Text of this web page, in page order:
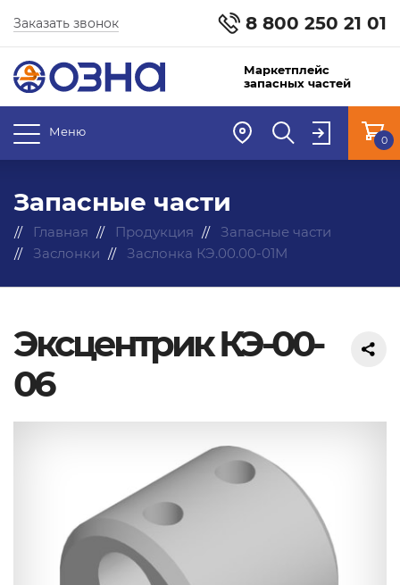
8 800 250 21 01
Заказать звонок
Маркетплейс
запасных частей
Меню
0
Запасные части
Главная Продукция
Запасные части
Заслонки
Заслонка КЭ.00.00-01М
Эксцентрик КЭ-00-
06